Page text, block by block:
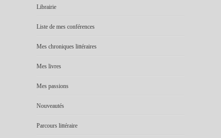
Librairie
Liste de mes conférences
Mes chroniques littéraires
Mes livres
Mes passions
Nouveautés
Parcours littéraire